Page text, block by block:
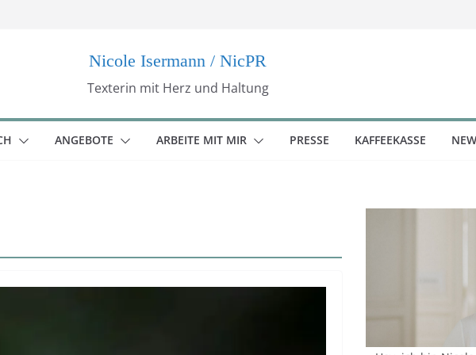
Nicole Isermann / NicPR
Texterin mit Herz und Haltung
ANGEBOTE ARBEITE MIT MIR PRESSE KAFFEEKASSE